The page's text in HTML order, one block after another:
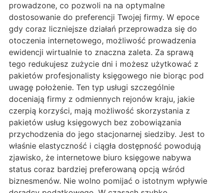
prowadzone, co pozwoli na na optymalne
dostosowanie do preferencji Twojej firmy. W epoce
gdy coraz liczniejsze działań przeprowadza się do
otoczenia internetowego, możliwość prowadzenia
ewidencji wirtualnie to znaczna zaleta. Za sprawą
tego redukujesz zużycie dni i możesz użytkować z
pakietów profesjonalisty księgowego nie biorąc pod
uwagę położenie. Ten typ usługi szczególnie
doceniają firmy z odmiennych rejonów kraju, jakie
czerpią korzyści, mają możliwość skorzystania z
pakietów usług księgowych bez zobowiązania
przychodzenia do jego stacjonarnej siedziby. Jest to
właśnie elastyczność i ciągła dostępność powodują
zjawisko, że internetowe biuro księgowe nabywa
status coraz bardziej preferowaną opcją wśród
biznesmenów. Nie wolno pomijać o istotnym wpływie